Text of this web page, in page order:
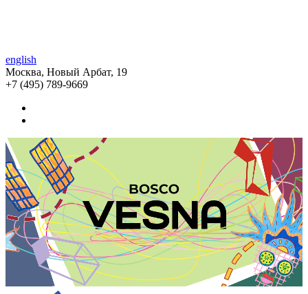
english
Москва, Новый Арбат, 19
+7 (495) 789-9669